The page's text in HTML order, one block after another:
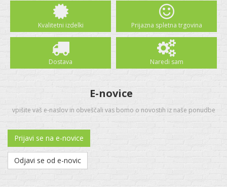
Kvalitetni izdelki Prijazna spletna trgovina
Dostava Naredi sam
E-novice
vpišite vaš e-naslov in obveščali vas bomo o novostih iz naše ponudbe
Prijavi se na e-novice
Odjavi se od e-novic